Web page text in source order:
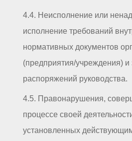
4.4. Неисполнение или
исполнение требований
нормативных документов
(предприятия/учреждения) и
распоряжений руководства.
4.5. Правонарушения,
процессе своей
установленных